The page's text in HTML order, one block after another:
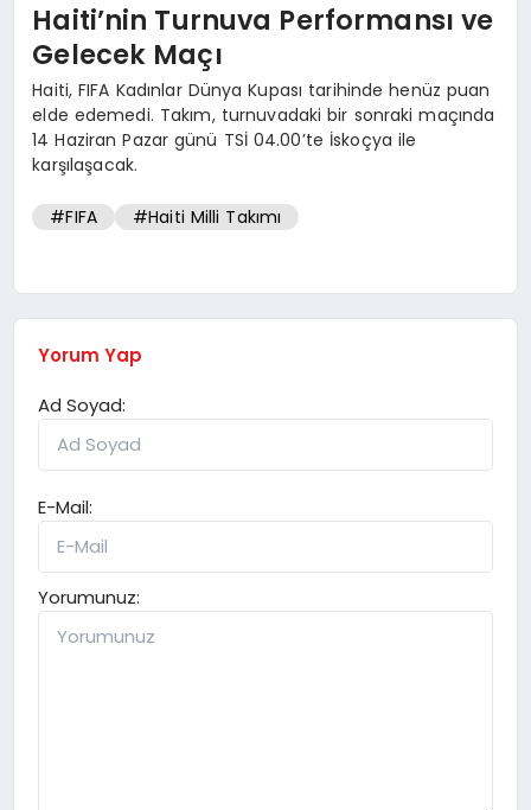
Haiti’nin Turnuva Performansı ve
Gelecek Maçı
Haiti, FIFA Kadınlar Dünya Kupası tarihinde henüz puan
elde edemedi. Takım, turnuvadaki bir sonraki maçında
14 Haziran Pazar günü TSİ 04.00’te İskoçya ile
karşılaşacak.
#FIFA #Haiti Milli Takımı
Yorum Yap
Ad Soyad:
E-Mail:
Yorumunuz: